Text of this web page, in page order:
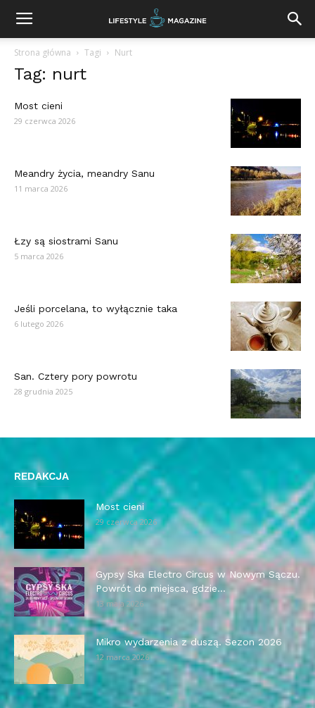
Strona główna Tagi Nurt
Tag: nurt
Most cieni
29 czerwca 2026
Meandry życia, meandry Sanu
11 marca 2026
Łzy są siostrami Sanu
5 marca 2026
Jeśli porcelana, to wyłącznie taka
6 lutego 2026
San. Cztery pory powrotu
28 grudnia 2025
REDAKCJA
Most cieni
29 czerwca 2026
Gypsy Ska Electro Circus w Nowym Sączu.
Powrót do miejsca, gdzie...
13 maja 2026
Mikro wydarzenia z duszą. Sezon 2026
12 marca 2026